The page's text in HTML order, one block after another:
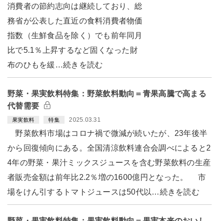
消費者の節約志向は継続しており、総
務省が公表した直近の食料消費者物価
指数（生鮮食品を除く）でも前年同月
比で5.1％上昇するなど固くなった財
布のひもを緩…続きを読む
野菜・果実飲料特集：野菜飲料動向＝青果高騰で高まる
代替需要
果実飲料 特集 2025.03.31
野菜飲料市場はコロナ禍で微減が続いたが、23年後半
から回復傾向にある。全国清涼飲料連合会調べによると2
4年の野菜・果汁ミックスジュースを含む野菜飲料の生産
者販売金額は前年比2.2％増の1600億円となった。 市
場をけん引するトマトジュースは50代以…続きを読む